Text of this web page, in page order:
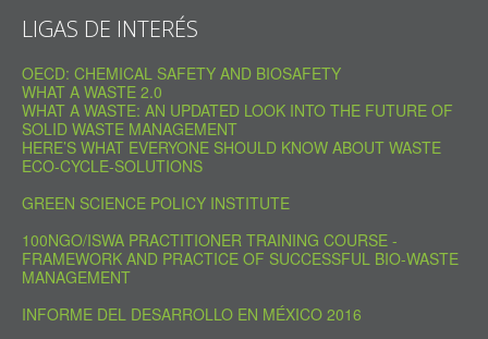
LIGAS DE INTERÉS
OECD: CHEMICAL SAFETY AND BIOSAFETY
WHAT A WASTE 2.0
WHAT A WASTE: AN UPDATED LOOK INTO THE FUTURE OF
SOLID WASTE MANAGEMENT
HERE’S WHAT EVERYONE SHOULD KNOW ABOUT WASTE
ECO-CYCLE-SOLUTIONS
GREEN SCIENCE POLICY INSTITUTE
100NGO/ISWA PRACTITIONER TRAINING COURSE -
FRAMEWORK AND PRACTICE OF SUCCESSFUL BIO-WASTE
MANAGEMENT
INFORME DEL DESARROLLO EN MÉXICO 2016